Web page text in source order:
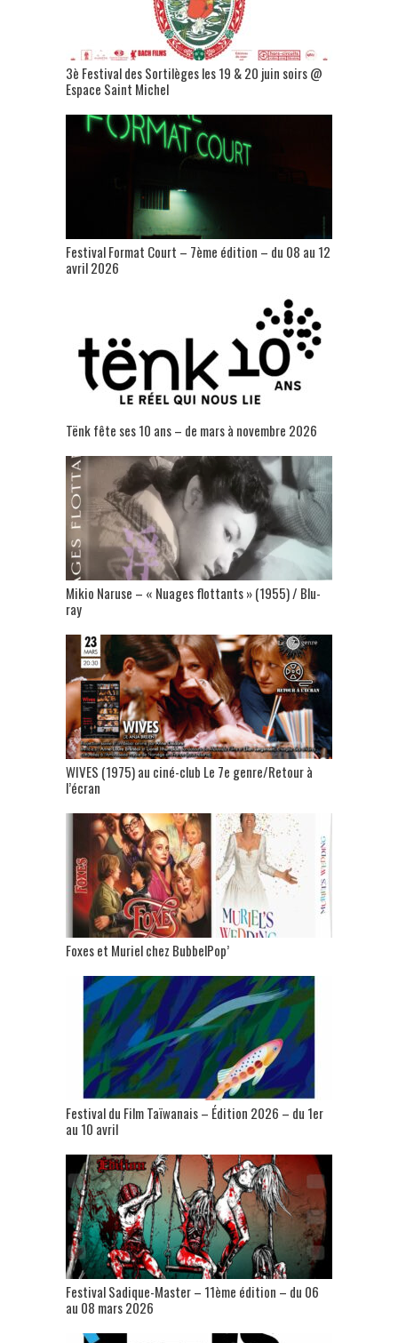
3è Festival des Sortilèges les 19 & 20 juin soirs @
Espace Saint Michel
Festival Format Court – 7ème édition – du 08 au 12
avril 2026
Tënk fête ses 10 ans – de mars à novembre 2026
Mikio Naruse – « Nuages flottants » (1955) / Blu-
ray
WIVES (1975) au ciné-club Le 7e genre/Retour à
l’écran
Foxes et Muriel chez BubbelPop’
Festival du Film Taïwanais – Édition 2026 – du 1er
au 10 avril
Festival Sadique-Master – 11ème édition – du 06
au 08 mars 2026